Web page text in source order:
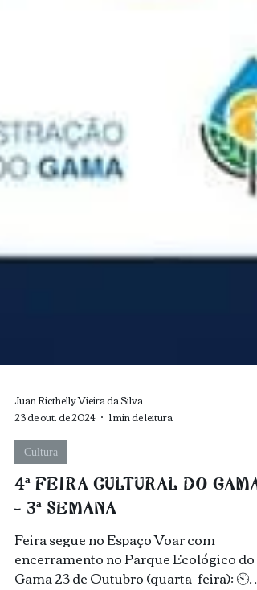
Juan Ricthelly Vieira da Silva
23 de out. de 2024
1 min de leitura
Cultura
4ª FEIRA CULTURAL DO GAMA
- 3ª SEMANA